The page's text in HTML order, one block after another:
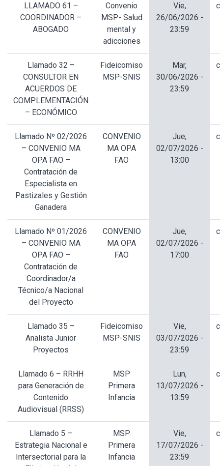
LLAMADO 61 –
COORDINADOR –
ABOGADO
Convenio
MSP- Salud
mental y
adicciones
Vie,
26/06/2026 -
23:59
Llamado 32 –
CONSULTOR EN
ACUERDOS DE
COMPLEMENTACIÓN
– ECONÓMICO
Fideicomiso
MSP-SNIS
Mar,
30/06/2026 -
23:59
Llamado Nº 02/2026
– CONVENIO MA
OPA FAO –
Contratación de
Especialista en
Pastizales y Gestión
Ganadera
CONVENIO
MA OPA
FAO
Jue,
02/07/2026 -
13:00
Llamado Nº 01/2026
– CONVENIO MA
OPA FAO –
Contratación de
Coordinador/a
Técnico/a Nacional
del Proyecto
CONVENIO
MA OPA
FAO
Jue,
02/07/2026 -
17:00
Llamado 35 –
Analista Junior
Proyectos
Fideicomiso
MSP-SNIS
Vie,
03/07/2026 -
23:59
Llamado 6 – RRHH
para Generación de
Contenido
Audiovisual (RRSS)
MSP
Primera
Infancia
Lun,
13/07/2026 -
13:59
Llamado 5 –
Estrategia Nacional e
Intersectorial para la
MSP
Primera
Infancia
Vie,
17/07/2026 -
23:59